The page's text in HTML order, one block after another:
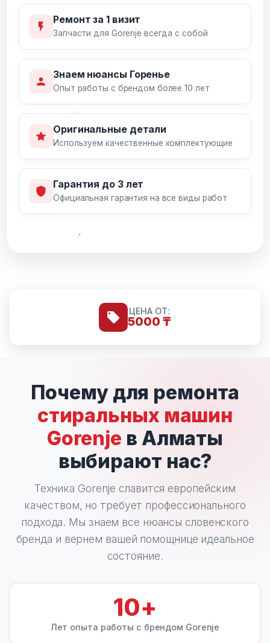
Ремонт за 1 визит
Запчасти для Gorenje всегда с собой
Знаем нюансы Горенье
Опыт работы с брендом более 10 лет
Оригинальные детали
Используем качественные комплектующие
Гарантия до 3 лет
Официальная гарантия на все виды работ
ЦЕНА ОТ:
5000 ₸
Почему для ремонта
стиральных машин
Gorenje в Алматы
выбирают нас?
Техника Gorenje славится европейским
качеством, но требует профессионального
подхода. Мы знаем все нюансы словенского
бренда и вернем вашей помощнице идеальное
состояние.
10+
Лет опыта работы с брендом Gorenje